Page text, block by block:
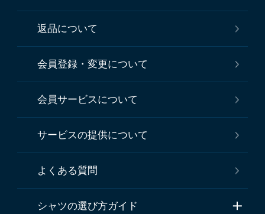
返品について
会員登録・変更について
会員サービスについて
サービスの提供について
よくある質問
シャツの選び方ガイド